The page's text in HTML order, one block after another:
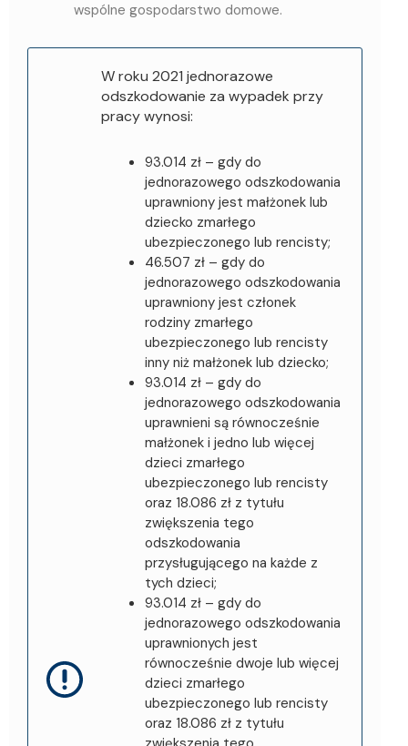
wspólne gospodarstwo domowe.
W roku 2021 jednorazowe
odszkodowanie za wypadek przy
pracy wynosi:
93.014 zł – gdy do
jednorazowego odszkodowania
uprawniony jest małżonek lub
dziecko zmarłego
ubezpieczonego lub rencisty;
46.507 zł – gdy do
jednorazowego odszkodowania
uprawniony jest członek
rodziny zmarłego
ubezpieczonego lub rencisty
inny niż małżonek lub dziecko;
93.014 zł – gdy do
jednorazowego odszkodowania
uprawnieni są równocześnie
małżonek i jedno lub więcej
dzieci zmarłego
ubezpieczonego lub rencisty
oraz 18.086 zł z tytułu
zwiększenia tego
odszkodowania
przysługującego na każde z
tych dzieci;
93.014 zł – gdy do
jednorazowego odszkodowania
uprawnionych jest
równocześnie dwoje lub więcej
dzieci zmarłego
ubezpieczonego lub rencisty
oraz 18.086 zł z tytułu